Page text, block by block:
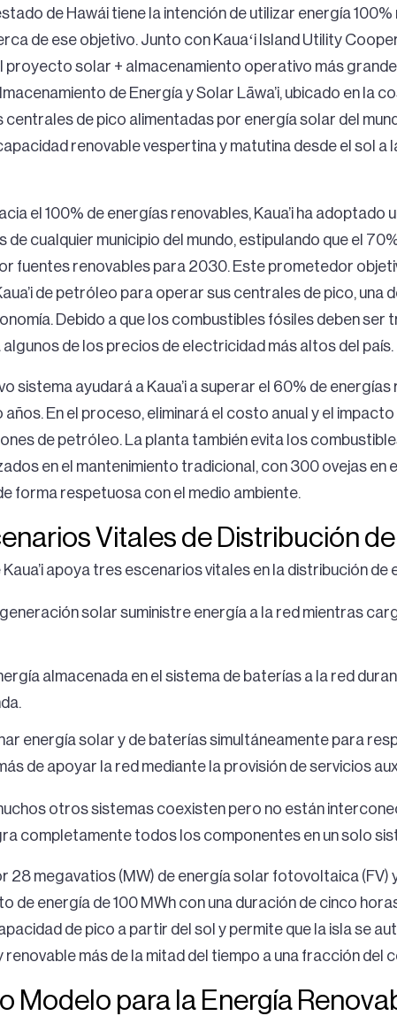
de Hawái tiene la intención de utilizar energía
de ese objetivo. Junto con Kauaʻi Island Utility
proyecto solar + almacenamiento operativo más grande
de Energía y Solar Lāwa’i, ubicado en la
centrales de pico alimentadas por energía solar del
renovable vespertina y matutina desde el sol a
el 100% de energías renovables, Kaua’i ha adoptado
de cualquier municipio del mundo, estipulando que el
fuentes renovables para 2030. Este prometedor
de petróleo para operar sus centrales de pico, una
Debido a que los combustibles fósiles deben ser
algunos de los precios de electricidad más altos del país.
sistema ayudará a Kaua’i a superar el 60% de
En el proceso, eliminará el costo anual y el
de petróleo. La planta también evita los
en el mantenimiento tradicional, con 300 ovejas en
forma respetuosa con el medio ambiente.
Vitales de Distribución
apoya tres escenarios vitales en la distribución de
solar suministre energía a la red mientras
almacenada en el sistema de baterías a la red
energía solar y de baterías simultáneamente para
de apoyar la red mediante la provisión de servicios
otros sistemas coexisten pero no están
completamente todos los componentes en un solo
28 megavatios (MW) de energía solar fotovoltaica (FV)
de energía de 100 MWh con una duración de cinco
de pico a partir del sol y permite que la isla se
renovable más de la mitad del tiempo a una fracción del
Modelo para la Energía